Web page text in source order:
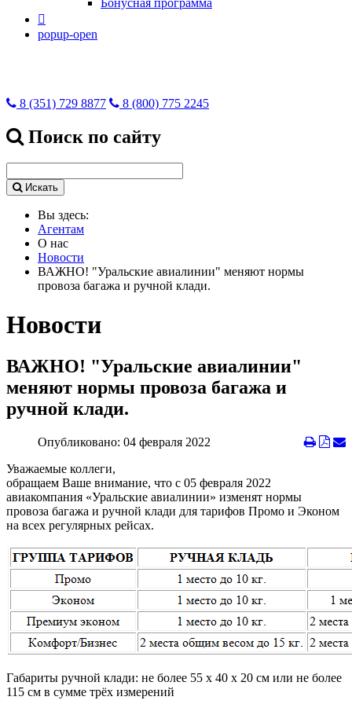

popup-open
8 (351) 729 8877 8 (800) 775 2245
Поиск по сайту
Искать
Вы здесь:
Агентам
О нас
Новости
ВАЖНО! "Уральские авиалинии" меняют нормы
провоза багажа и ручной клади.
Новости
ВАЖНО! "Уральские авиалинии"
меняют нормы провоза багажа и
ручной клади.
Опубликовано: 04 февраля 2022
Уважаемые коллеги,
обращаем Ваше внимание, что с 05 февраля 2022
авиакомпания «Уральские авиалинии» изменят нормы
провоза багажа и ручной клади для тарифов Промо и Эконом
на всех регулярных рейсах.
Габариты ручной клади: не более 55 х 40 х 20 см или не более
115 см в сумме трёх измерений